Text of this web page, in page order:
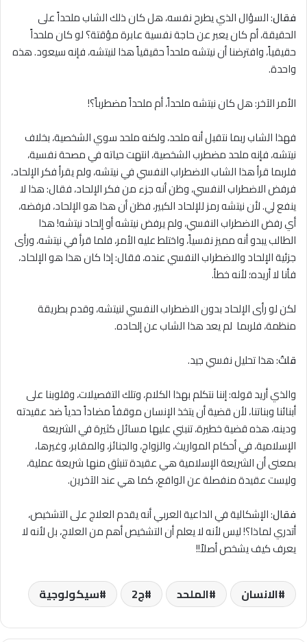
فقال: السؤال الذي يطرح نفسه، هل كان ذلك الشاب ملحداً على
الحقيقة، أم كان يعبر عن حاجة نفسية عابرة مؤقتة؟ لو كان ملحداً
حقيقياً، وافترضنا أن نيتشه ملحداً حقيقياً هذا لنيتشه، فإنه سيعود. هذه
واحدة.
الأمر الآخر: هل كان نيتشه ملحداً، أم ملحداً مضطرباً؟!
فهذا الشاب ربما نتقبل أنه ملحد، ولكنه ملحد سوي الشخصية، بخلاف
نيتشه، فإنه ملحد مضطرب الشخصية، انتهت حياته في مصحة نفسية،
فلربما قرأ هذا الشاب الاضطراب النفسي في نيتشه، ولم يقرأ فكر الإلحاد،
فرفض الاضطراب النفسي، وظن أنه جزء من فكر الإلحاد، فقال: هذا ﻻ
ينفع لي. لأن نيتشه رمز للإلحاد الكبير، فظن أن هذا هو الإلحاد، فرفضه،
أي رفض الاضطراب النفسي، ولم يرفض نيتشه أو إلحاد نيتشه! هذا
الطالب يبدو أنه مميز نفسياً، واختلط عليه الأمر، فلما قرأ في نيتشه، ورأى
جزئية الإلحاد والاضطراب النفسي عنده، فقال: إذا كان هذا هو الإلحاد،
فأنا ﻻ أريده؛ لأنه خطأ.
لكن لو رأى الإلحاد بدون الاضطراب النفسي لنيتشه، وقدم بطريقة
منظمة، فلربما لم يعد هذا الشاب عن إلحاده.
قلتُ: هذا تحليل نفسي جيد.
والذي أريد قوله: إننا نتكلم بهذا الكلام، وتلك التفصيلات، وقلوبنا على
أبنائنا وبناتنا، لأن قضية أن يتخذ الإنسان موقفاً مضاداً حدياً ضد عقيدته
ودينه، هذه قضية خطيرة، تنبني عليها مسائل كثيرة في الشريعة
الإسلامية، في أحكام المواريث، والزواج، والجنائز، والمقابر، وغيرها،
بمعنى أن الشريعة الإسلامية هي عقيدة تنبثق منها شريعة عملية،
وليست عقيدة منفصلة عن الواقع، كما هي عند الآخرين.
فقال: الإشكالية في الداعية العربي أنه يقدم العلاج على التشخيص،
أتدري لماذا؟! ليس لأنه ﻻ يعلم أن التشخيص أهم من العلاج، بل لأنه ﻻ
يعرف كيف يشخص أصلاً!!
الانسان الملحد ج2 سيكولوجية